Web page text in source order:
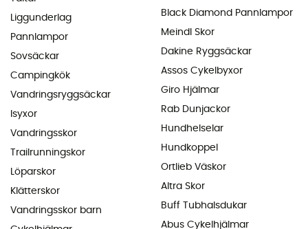
Liggunderlag
Pannlampor
Sovsäckar
Campingkök
Vandringsryggsäckar
Isyxor
Vandringsskor
Trailrunningskor
Löparskor
Klätterskor
Vandringsskor barn
Black Diamond Pannlampor
Meindl Skor
Dakine Ryggsäckar
Assos Cykelbyxor
Giro Hjälmar
Rab Dunjackor
Hundhelselar
Hundkoppel
Ortlieb Väskor
Altra Skor
Buff Tubhalsdukar
Abus Cykelhjälmar